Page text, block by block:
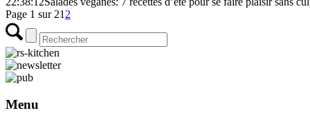
Page 1 sur 21 2
Menu